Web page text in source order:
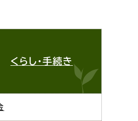
くらし・手続き